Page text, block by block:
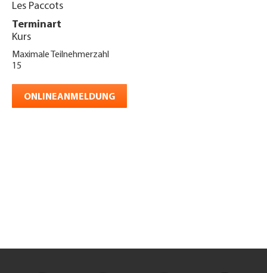
Les Paccots
Terminart
Kurs
Maximale Teilnehmerzahl
15
ONLINEANMELDUNG